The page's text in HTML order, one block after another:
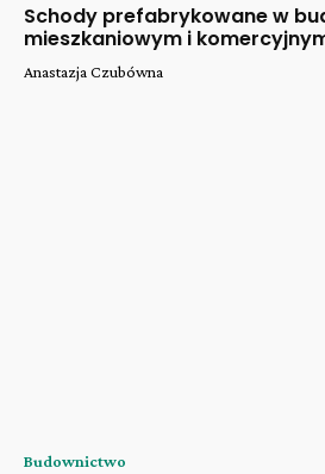
Schody prefabrykowane w
mieszkaniowym i
Anastazja Czubówna
Budownictwo